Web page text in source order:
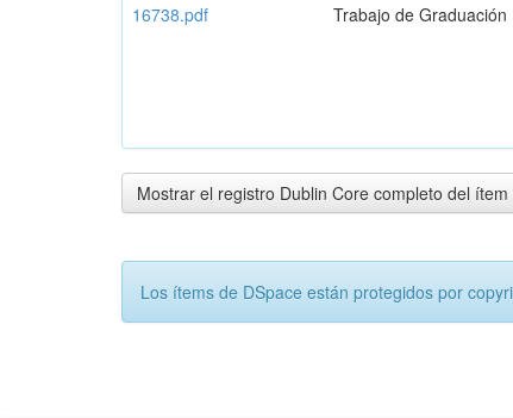
16738.pdf
Trabajo de Graduación
Mostrar el registro Dublin Core completo del ítem
Los ítems de DSpace están protegidos por